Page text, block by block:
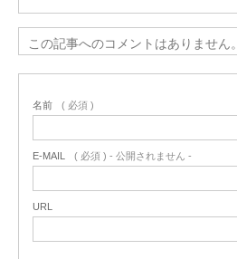
この記事へのコメントはありません。
名前 ( 必須 )
E-MAIL ( 必須 ) - 公開されません -
URL